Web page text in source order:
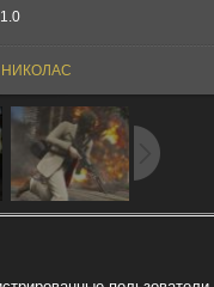
1.0
НИКОЛАС